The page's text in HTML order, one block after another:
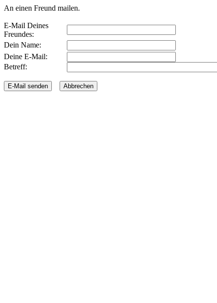
An einen Freund mailen.
E-Mail Deines
Freundes:
Dein Name:
Deine E-Mail:
Betreff: